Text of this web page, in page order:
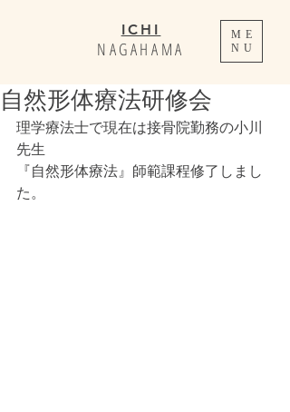
ME
NU
ICHI
NAGAHAMA
自然形体療法研修会
理学療法士で現在は接骨院勤務の小川
先生
『自然形体療法』師範課程修了しまし
た。